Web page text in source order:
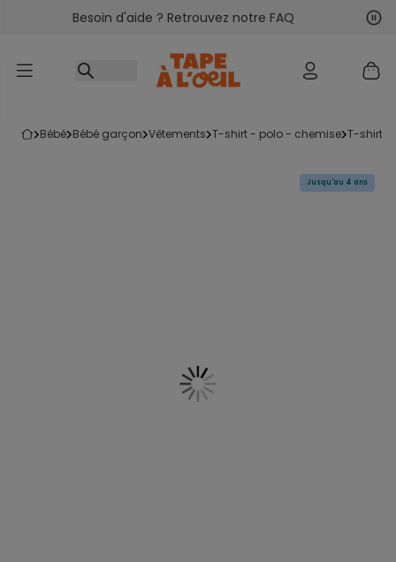
Accéder au contenu
Besoin d'aide ? Retrouvez notre FAQ
bébé bébé garçon vêtements t-shirt - polo - chemise t-shirt
Jusqu'au 4 ans